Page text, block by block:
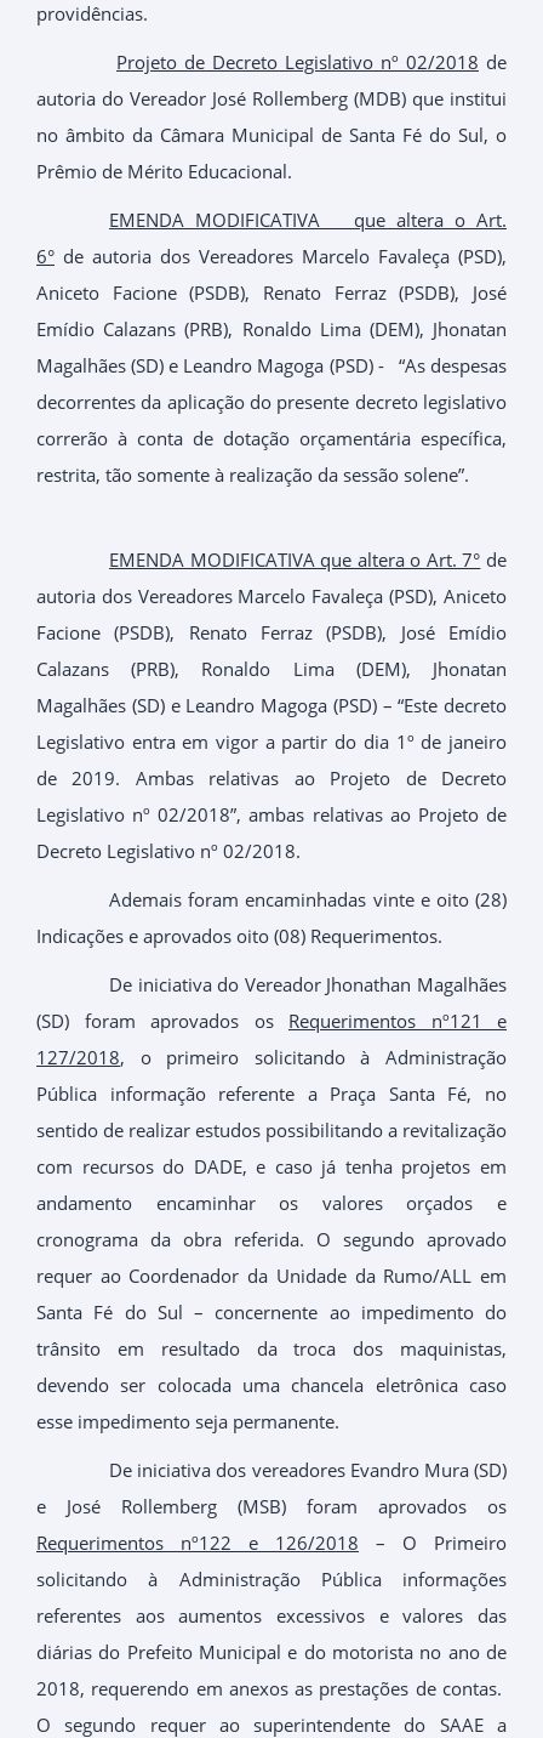
providências.
Projeto de Decreto Legislativo nº 02/2018 de
autoria do Vereador José Rollemberg (MDB) que institui
no âmbito da Câmara Municipal de Santa Fé do Sul, o
Prêmio de Mérito Educacional.
EMENDA MODIFICATIVA que altera o Art.
6° de autoria dos Vereadores Marcelo Favaleça (PSD),
Aniceto Facione (PSDB), Renato Ferraz (PSDB), José
Emídio Calazans (PRB), Ronaldo Lima (DEM), Jhonatan
Magalhães (SD) e Leandro Magoga (PSD) - “As despesas
decorrentes da aplicação do presente decreto legislativo
correrão à conta de dotação orçamentária específica,
restrita, tão somente à realização da sessão solene”.
EMENDA MODIFICATIVA que altera o Art. 7° de
autoria dos Vereadores Marcelo Favaleça (PSD), Aniceto
Facione (PSDB), Renato Ferraz (PSDB), José Emídio
Calazans (PRB), Ronaldo Lima (DEM), Jhonatan
Magalhães (SD) e Leandro Magoga (PSD) – “Este decreto
Legislativo entra em vigor a partir do dia 1º de janeiro
de 2019. Ambas relativas ao Projeto de Decreto
Legislativo nº 02/2018”, ambas relativas ao Projeto de
Decreto Legislativo nº 02/2018.
Ademais foram encaminhadas vinte e oito (28)
Indicações e aprovados oito (08) Requerimentos.
De iniciativa do Vereador Jhonathan Magalhães
(SD) foram aprovados os Requerimentos nº121 e
127/2018, o primeiro solicitando à Administração
Pública informação referente a Praça Santa Fé, no
sentido de realizar estudos possibilitando a revitalização
com recursos do DADE, e caso já tenha projetos em
andamento encaminhar os valores orçados e
cronograma da obra referida. O segundo aprovado
requer ao Coordenador da Unidade da Rumo/ALL em
Santa Fé do Sul – concernente ao impedimento do
trânsito em resultado da troca dos maquinistas,
devendo ser colocada uma chancela eletrônica caso
esse impedimento seja permanente.
De iniciativa dos vereadores Evandro Mura (SD)
e José Rollemberg (MSB) foram aprovados os
Requerimentos nº122 e 126/2018 – O Primeiro
solicitando à Administração Pública informações
referentes aos aumentos excessivos e valores das
diárias do Prefeito Municipal e do motorista no ano de
2018, requerendo em anexos as prestações de contas.
O segundo requer ao superintendente do SAAE a